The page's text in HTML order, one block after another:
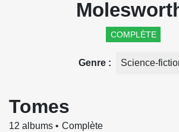
COMPLÈTE
Genre Science-
Tomes
12 albums
Complète